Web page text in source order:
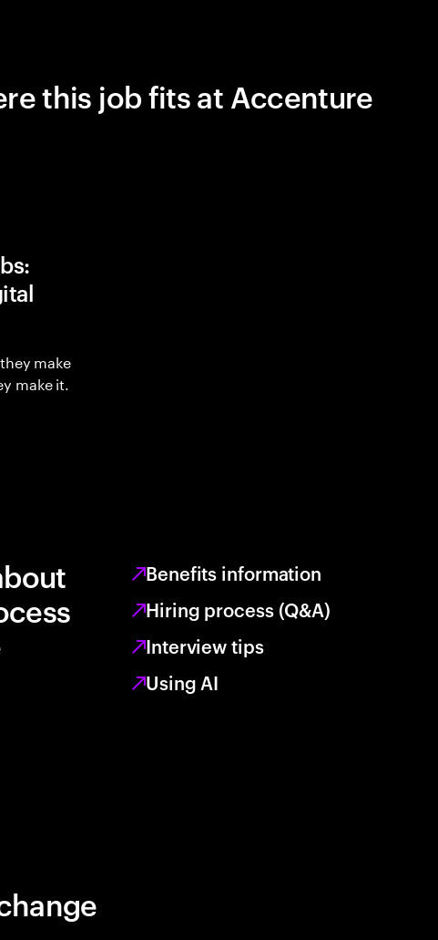
this job fits at Accenture
make
make it.
Benefits information
Hiring process (Q&A)
Interview tips
Using AI